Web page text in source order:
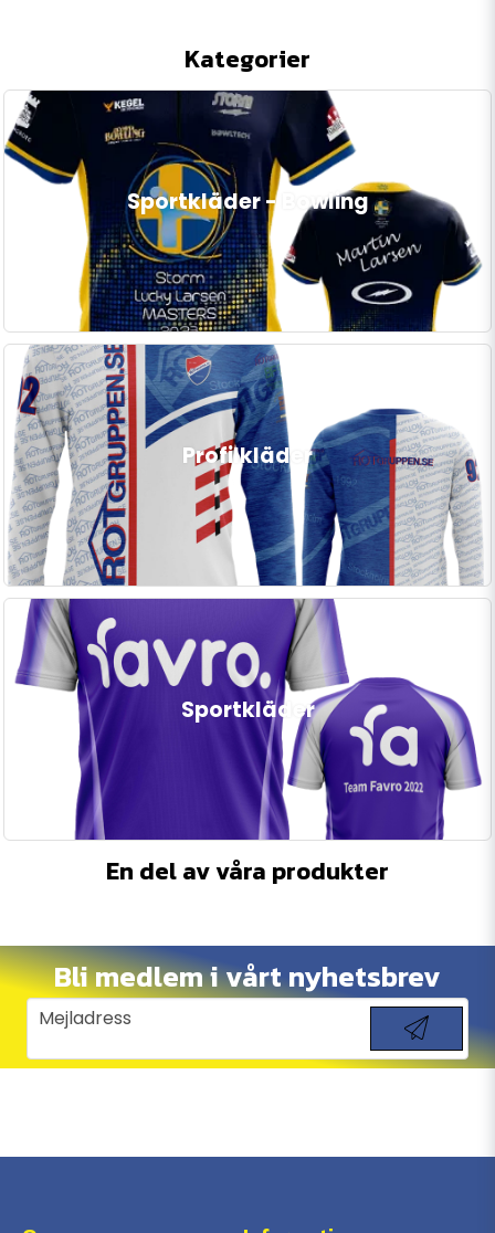
Kategorier
Sportkläder - Bowling
Profilkläder
Sportkläder
En del av våra produkter
Bli medlem i vårt nyhetsbrev
email
Mejladress
Skicka